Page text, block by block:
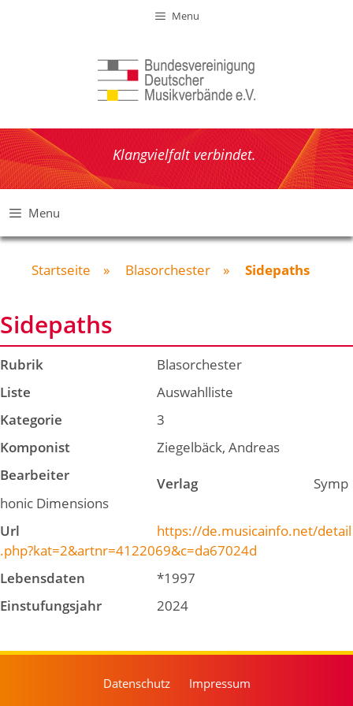
Menu
Klangvielfalt verbindet.
Menu
Startseite » Blasorchester » Sidepaths
Sidepaths
Rubrik
Blasorchester
Liste
Auswahlliste
Kategorie
3
Komponist
Ziegelbäck, Andreas
Bearbeiter
Verlag
Symp
honic Dimensions
Url
https://de.musicainfo.net/detail
.php?kat=2&artnr=4122069&c=da67024d
Lebensdaten
*1997
Einstufungsjahr
2024
Datenschutz Impressum